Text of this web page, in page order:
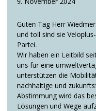
Guten Tag Herr
und toll sind sie
Partei.
Wir haben ein Leitbild
uns für eine
unterstützen die
nachhaltige und
Abstimmung wird das
Lösungen und Wege